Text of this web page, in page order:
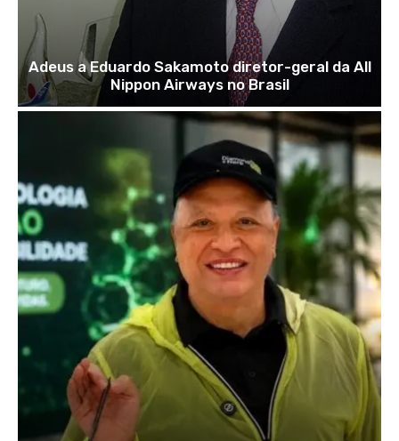
Adeus a Eduardo Sakamoto diretor-geral da All
Nippon Airways no Brasil